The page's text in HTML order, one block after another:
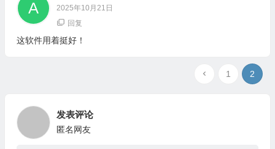
2025年10月21日
回复
这软件用着挺好！
1 2
发表评论
匿名网友